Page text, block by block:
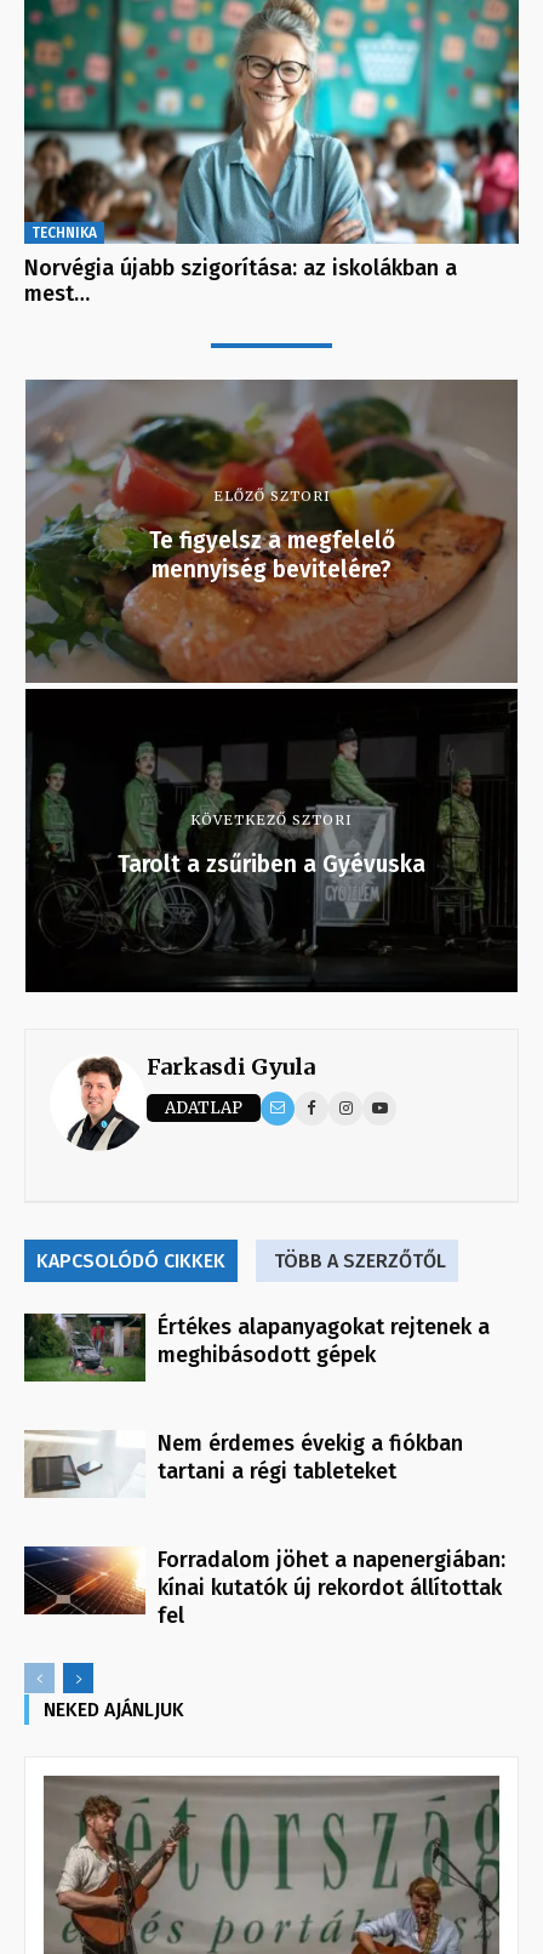
TECHNIKA
Norvégia újabb szigorítása: az iskolákban a
mest…
ELŐZŐ SZTORI
Te figyelsz a megfelelő
mennyiség bevitelére?
KÖVETKEZŐ SZTORI
Tarolt a zsűriben a Gyévuska
Farkasdi Gyula
ADATLAP
KAPCSOLÓDÓ CIKKEK TÖBB A SZERZŐTŐL
Értékes alapanyagokat rejtenek a
meghibásodott gépek
Nem érdemes évekig a fiókban
tartani a régi tableteket
Forradalom jöhet a napenergiában:
kínai kutatók új rekordot állítottak
fel
NEKED AJÁNLJUK